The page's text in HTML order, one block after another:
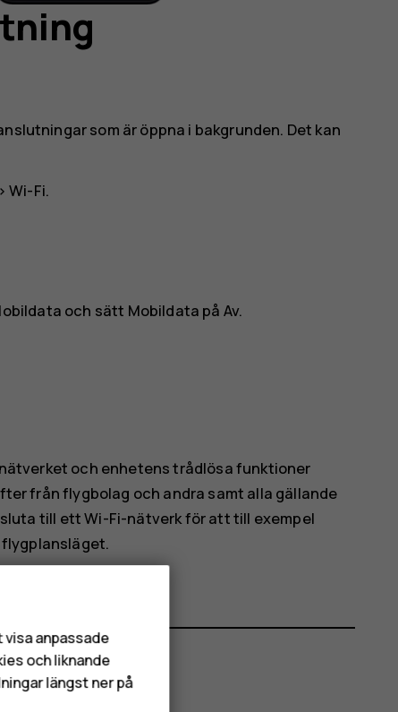
som är öppna i bakgrunden. Det kan
>Wi-Fi.
och sätt Mobildata på Av.
och enhetens trådlösa funktioner
från flygbolag och andra samt alla gällande
till ett Wi-Fi-nätverk för att till exempel
anpassade
och liknande
längst ner på